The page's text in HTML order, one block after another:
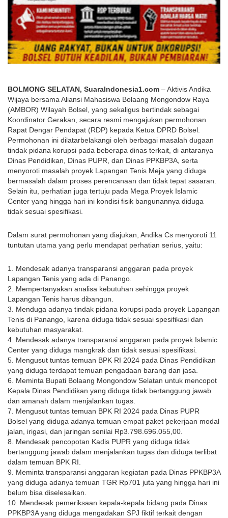
BOLMONG SELATAN, SuaraIndonesia1.com – Aktivis Andika
Wijaya bersama Aliansi Mahasiswa Bolaang Mongondow Raya
(AMBOR) Wilayah Bolsel, yang sekaligus bertindak sebagai
Koordinator Gerakan, secara resmi mengajukan permohonan
Rapat Dengar Pendapat (RDP) kepada Ketua DPRD Bolsel.
Permohonan ini dilatarbelakangi oleh berbagai masalah dugaan
tindak pidana korupsi pada beberapa dinas terkait, di antaranya
Dinas Pendidikan, Dinas PUPR, dan Dinas PPKBP3A, serta
menyoroti masalah proyek Lapangan Tenis Meja yang diduga
bermasalah dalam proses perencanaan dan tidak tepat sasaran.
Selain itu, perhatian juga tertuju pada Mega Proyek Islamic
Center yang hingga hari ini kondisi fisik bangunannya diduga
tidak sesuai spesifikasi.
Dalam surat permohonan yang diajukan, Andika Cs menyoroti 11
tuntutan utama yang perlu mendapat perhatian serius, yaitu:
1. Mendesak adanya transparansi anggaran pada proyek
Lapangan Tenis yang ada di Panango.
2. Mempertanyakan analisa kebutuhan sehingga proyek
Lapangan Tenis harus dibangun.
3. Menduga adanya tindak pidana korupsi pada proyek Lapangan
Tenis di Panango, karena diduga tidak sesuai spesifikasi dan
kebutuhan masyarakat.
4. Mendesak adanya transparansi anggaran pada proyek Islamic
Center yang diduga mangkrak dan tidak sesuai spesifikasi.
5. Mengusut tuntas temuan BPK RI 2024 pada Dinas Pendidikan
yang diduga terdapat temuan pengadaan barang dan jasa.
6. Meminta Bupati Bolaang Mongondow Selatan untuk mencopot
Kepala Dinas Pendidikan yang diduga tidak bertanggung jawab
dan amanah dalam menjalankan tugas.
7. Mengusut tuntas temuan BPK RI 2024 pada Dinas PUPR
Bolsel yang diduga adanya temuan empat paket pekerjaan modal
jalan, irigasi, dan jaringan senilai Rp3.798.696.055,00.
8. Mendesak pencopotan Kadis PUPR yang diduga tidak
bertanggung jawab dalam menjalankan tugas dan diduga terlibat
dalam temuan BPK RI.
9. Meminta transparansi anggaran kegiatan pada Dinas PPKBP3A
yang diduga adanya temuan TGR Rp701 juta yang hingga hari ini
belum bisa diselesaikan.
10. Mendesak pemeriksaan kepala-kepala bidang pada Dinas
PPKBP3A yang diduga mengadakan SPJ fiktif terkait dengan